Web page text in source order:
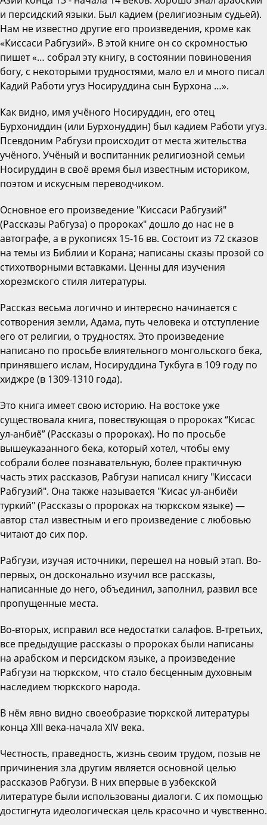
и персидский языки. Был кадием (религиозным судьей).
Нам не известно другие его произведения, кроме как
«Киссаси Рабгузий». В этой книге он со скромностью
пишет «… собрал эту книгу, в состоянии повиновения
богу, с некоторыми трудностями, мало ел и много писал
Кадий Работи угуз Носируддина сын Бурхона …».
Как видно, имя учёного Носируддин, его отец
Бурхониддин (или Бурхонуддин) был кадием Работи угуз.
Псевдоним Рабгузи происходит от места жительства
учёного. Учёный и воспитанник религиозной семьи
Носируддин в своё время был известным историком,
поэтом и искусным переводчиком.
Основное его произведение "Киссаси Рабгузий"
(Рассказы Рабгуза) о пророках" дошло до нас не в
автографе, а в рукописях 15-16 вв. Состоит из 72 сказов
на темы из Библии и Корана; написаны сказы прозой со
стихотворными вставками. Ценны для изучения
хорезмского стиля литературы.
Рассказ весьма логично и интересно начинается с
сотворения земли, Адама, путь человека и отступление
его от религии, о трудностях. Это произведение
написано по просьбе влиятельного монгольского бека,
принявшего ислам, Носируддина Тукбуга в 109 году по
хиджре (в 1309-1310 года).
Это книга имеет свою историю. На востоке уже
существовала книга, повествующая о пророках “Кисас
ул-анбиё” (Рассказы о пророках). Но по просьбе
вышеуказанного бека, который хотел, чтобы ему
собрали более познавательную, более практичную
часть этих рассказов, Рабгузи написал книгу "Киссаси
Рабгузий". Она также называется "Кисас ул-анбиёи
туркий" (Рассказы о пророках на тюркском языке) —
автор стал известным и его произведение с любовью
читают до сих пор.
Рабгузи, изучая источники, перешел на новый этап. Во-
первых, он досконально изучил все рассказы,
написанные до него, объединил, заполнил, развил все
пропущенные места.
Во-вторых, исправил все недостатки салафов. В-третьих,
все предыдущие рассказы о пророках были написаны
на арабском и персидском языке, а произведение
Рабгузи на тюркском, что стало бесценным духовным
наследием тюркского народа.
В нём явно видно своеобразие тюркской литературы
конца ХIII века-начала ХIV века.
Честность, праведность, жизнь своим трудом, позыв не
причинения зла другим является основной целью
рассказов Рабгузи. В них впервые в узбекской
литературе были использованы диалоги. С их помощью
достигнута идеологическая цель красочно и чувственно.